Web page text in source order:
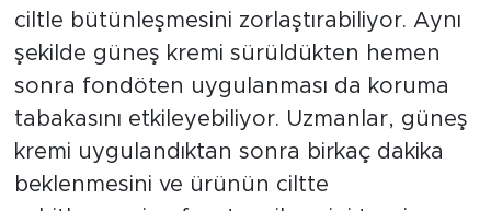
ciltle bütünleşmesini zorlaştırabiliyor. Aynı
şekilde güneş kremi sürüldükten hemen
sonra fondöten uygulanması da koruma
tabakasını etkileyebiliyor. Uzmanlar, güneş
kremi uygulandıktan sonra birkaç dakika
beklenmesini ve ürünün ciltte